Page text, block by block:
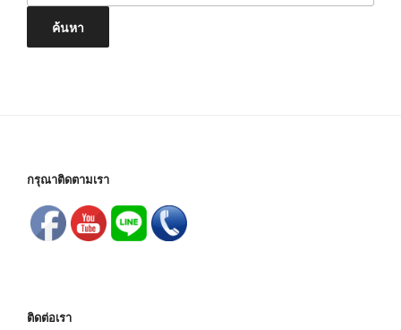
ค้นหา
กรุณาติดตามเรา
ติดต่อเรา